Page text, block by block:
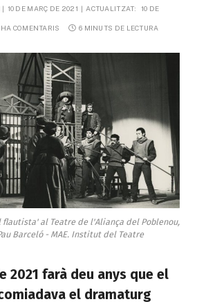
10 DE MARÇ DE 2021 ACTUALITZAT: 10 DE
COMENTARIS 6 MINUTS DE LECTURA
al Teatre de l'Aliança del Poblenou,
Barceló - MAE. Institut del Teatre
2021 farà deu anys que el
el dramaturg